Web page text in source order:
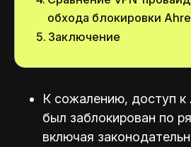
обхода блокировки
Заключение
К сожалению, доступ к
был заблокирован по
включая